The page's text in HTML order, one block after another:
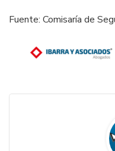
Fuente: Comisaría de